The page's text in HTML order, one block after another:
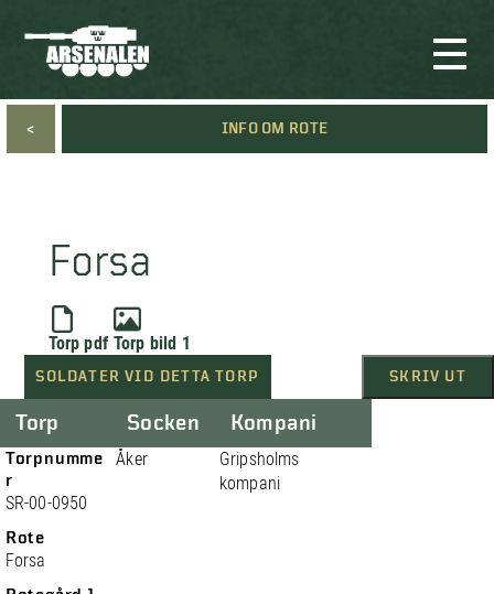
< INFO OM ROTE
Forsa
Torp pdf Torp bild 1
SOLDATER VID DETTA TORP SKRIV UT
Torp
Torpnumme
r
SR-00-0950
Rote
Forsa
Socken
Åker
Kompani
Gripsholms
kompani